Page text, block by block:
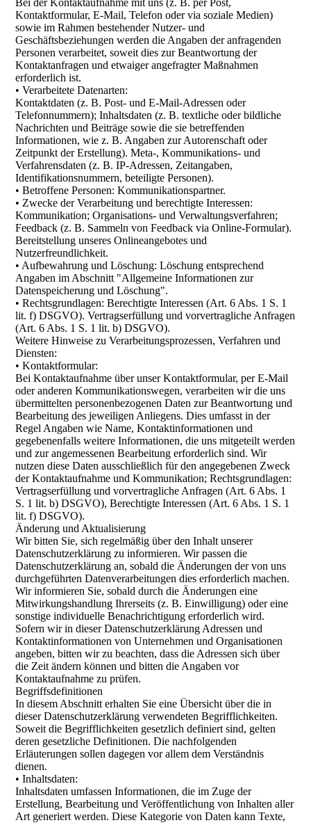
Bei der Kontaktaufnahme mit uns (z. B. per Post,
Kontaktformular, E-Mail, Telefon oder via soziale Medien)
sowie im Rahmen bestehender Nutzer- und
Geschäftsbeziehungen werden die Angaben der anfragenden
Personen verarbeitet, soweit dies zur Beantwortung der
Kontaktanfragen und etwaiger angefragter Maßnahmen
erforderlich ist.
• Verarbeitete Datenarten:
Kontaktdaten (z. B. Post- und E-Mail-Adressen oder
Telefonnummern); Inhaltsdaten (z. B. textliche oder bildliche
Nachrichten und Beiträge sowie die sie betreffenden
Informationen, wie z. B. Angaben zur Autorenschaft oder
Zeitpunkt der Erstellung). Meta-, Kommunikations- und
Verfahrensdaten (z. B. IP-Adressen, Zeitangaben,
Identifikationsnummern, beteiligte Personen).
• Betroffene Personen: Kommunikationspartner.
• Zwecke der Verarbeitung und berechtigte Interessen:
Kommunikation; Organisations- und Verwaltungsverfahren;
Feedback (z. B. Sammeln von Feedback via Online-Formular).
Bereitstellung unseres Onlineangebotes und
Nutzerfreundlichkeit.
• Aufbewahrung und Löschung: Löschung entsprechend
Angaben im Abschnitt "Allgemeine Informationen zur
Datenspeicherung und Löschung".
• Rechtsgrundlagen: Berechtigte Interessen (Art. 6 Abs. 1 S. 1
lit. f) DSGVO). Vertragserfüllung und vorvertragliche Anfragen
(Art. 6 Abs. 1 S. 1 lit. b) DSGVO).
Weitere Hinweise zu Verarbeitungsprozessen, Verfahren und
Diensten:
• Kontaktformular:
Bei Kontaktaufnahme über unser Kontaktformular, per E-Mail
oder anderen Kommunikationswegen, verarbeiten wir die uns
übermittelten personenbezogenen Daten zur Beantwortung und
Bearbeitung des jeweiligen Anliegens. Dies umfasst in der
Regel Angaben wie Name, Kontaktinformationen und
gegebenenfalls weitere Informationen, die uns mitgeteilt werden
und zur angemessenen Bearbeitung erforderlich sind. Wir
nutzen diese Daten ausschließlich für den angegebenen Zweck
der Kontaktaufnahme und Kommunikation; Rechtsgrundlagen:
Vertragserfüllung und vorvertragliche Anfragen (Art. 6 Abs. 1
S. 1 lit. b) DSGVO), Berechtigte Interessen (Art. 6 Abs. 1 S. 1
lit. f) DSGVO).
Änderung und Aktualisierung
Wir bitten Sie, sich regelmäßig über den Inhalt unserer
Datenschutzerklärung zu informieren. Wir passen die
Datenschutzerklärung an, sobald die Änderungen der von uns
durchgeführten Datenverarbeitungen dies erforderlich machen.
Wir informieren Sie, sobald durch die Änderungen eine
Mitwirkungshandlung Ihrerseits (z. B. Einwilligung) oder eine
sonstige individuelle Benachrichtigung erforderlich wird.
Sofern wir in dieser Datenschutzerklärung Adressen und
Kontaktinformationen von Unternehmen und Organisationen
angeben, bitten wir zu beachten, dass die Adressen sich über
die Zeit ändern können und bitten die Angaben vor
Kontaktaufnahme zu prüfen.
Begriffsdefinitionen
In diesem Abschnitt erhalten Sie eine Übersicht über die in
dieser Datenschutzerklärung verwendeten Begrifflichkeiten.
Soweit die Begrifflichkeiten gesetzlich definiert sind, gelten
deren gesetzliche Definitionen. Die nachfolgenden
Erläuterungen sollen dagegen vor allem dem Verständnis
dienen.
• Inhaltsdaten:
Inhaltsdaten umfassen Informationen, die im Zuge der
Erstellung, Bearbeitung und Veröffentlichung von Inhalten aller
Art generiert werden. Diese Kategorie von Daten kann Texte,